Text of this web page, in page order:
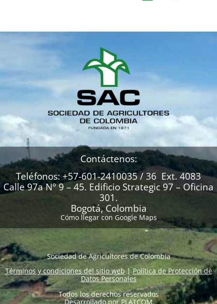
Contáctenos:
Teléfonos: +57-601-2410035 / 36 Ext. 4083
Calle 97a N° 9 – 45. Edificio Strategic 97 – Oficina
301.
Bogotá, Colombia
Cómo llegar con Google Maps
Sociedad de Agricultores de Colombia
Términos y condiciones del sitio web|Política de Protección de
Datos Personales
Todos los derechos reservados
Desarrollado por PLATCOM